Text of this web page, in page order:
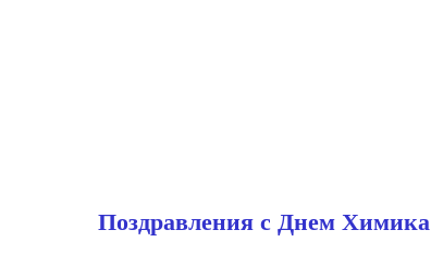
Поздравления с Днем Химика